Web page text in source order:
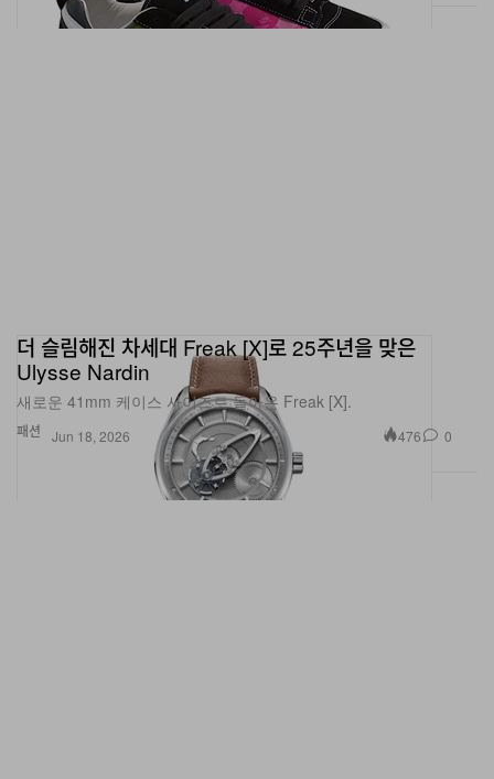
패션
더 슬림해진 차세대 Freak [X]로 25주년을 맞은
Ulysse Nardin
새로운 41mm 케이스 사이즈로 돌아온 Freak [X].
Jun 18, 2026 476 0